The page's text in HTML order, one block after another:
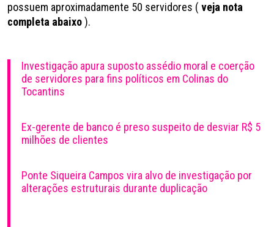
possuem aproximadamente 50 servidores ( veja nota
completa abaixo).
Investigação apura suposto assédio moral e coerção
de servidores para fins políticos em Colinas do
Tocantins
Ex-gerente de banco é preso suspeito de desviar R$ 5
milhões de clientes
Ponte Siqueira Campos vira alvo de investigação por
alterações estruturais durante duplicação